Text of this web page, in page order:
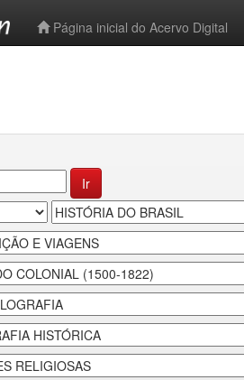
Página inicial do Acervo Digital